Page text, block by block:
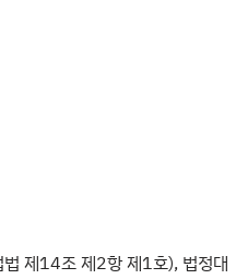
법 제14조 제2항 제1호), 법정대